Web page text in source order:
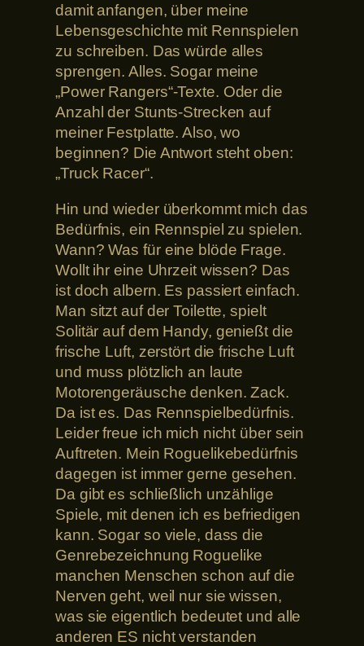
damit anfangen, über meine
Lebensgeschichte mit Rennspielen
zu schreiben. Das würde alles
sprengen. Alles. Sogar meine
„Power Rangers“-Texte. Oder die
Anzahl der Stunts-Strecken auf
meiner Festplatte. Also, wo
beginnen? Die Antwort steht oben:
„Truck Racer“.
Hin und wieder überkommt mich das
Bedürfnis, ein Rennspiel zu spielen.
Wann? Was für eine blöde Frage.
Wollt ihr eine Uhrzeit wissen? Das
ist doch albern. Es passiert einfach.
Man sitzt auf der Toilette, spielt
Solitär auf dem Handy, genießt die
frische Luft, zerstört die frische Luft
und muss plötzlich an laute
Motorengeräusche denken. Zack.
Da ist es. Das Rennspielbedürfnis.
Leider freue ich mich nicht über sein
Auftreten. Mein Roguelikebedürfnis
dagegen ist immer gerne gesehen.
Da gibt es schließlich unzählige
Spiele, mit denen ich es befriedigen
kann. Sogar so viele, dass die
Genrebezeichnung Roguelike
manchen Menschen schon auf die
Nerven geht, weil nur sie wissen,
was sie eigentlich bedeutet und alle
anderen ES nicht verstanden